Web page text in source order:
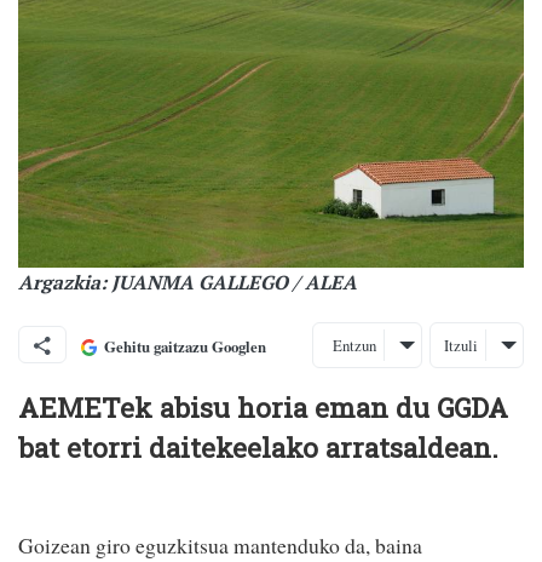
Argazkia: JUANMA GALLEGO / ALEA
Gehitu gaitzazu Googlen Entzun Itzuli
AEMETek abisu horia eman du GGDA
bat etorri daitekeelako arratsaldean.
Goizean giro eguzkitsua mantenduko da, baina